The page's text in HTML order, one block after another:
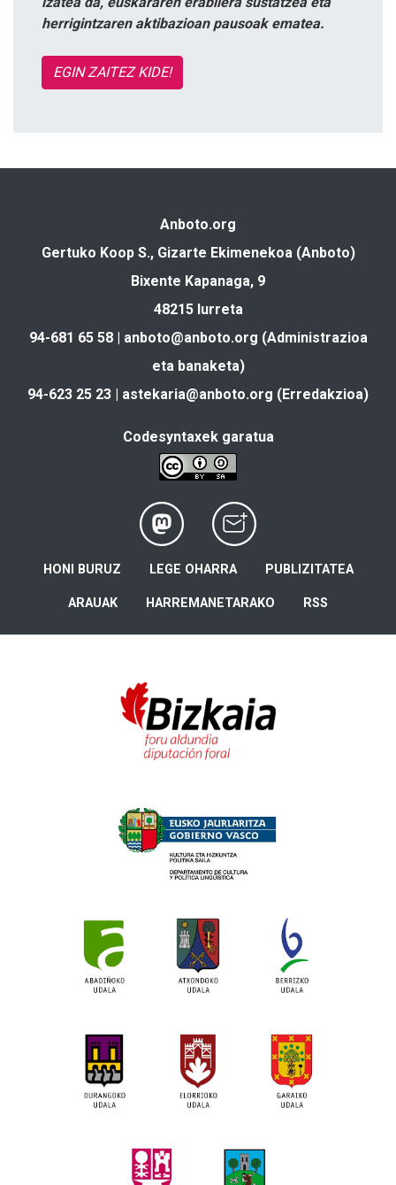
herrigintzaren aktibazioan pausoak ematea.
EGIN ZAITEZ KIDE!
Anboto.org
Gertuko Koop S., Gizarte Ekimenekoa (Anboto)
Bixente Kapanaga, 9
48215 Iurreta
94-681 65 58 | anboto@anboto.org (Administrazioa
eta banaketa)
94-623 25 23 | astekaria@anboto.org (Erredakzioa)
Codesyntaxek garatua
HONI BURUZ LEGE OHARRA PUBLIZITATEA
ARAUAK HARREMANETARAKO RSS